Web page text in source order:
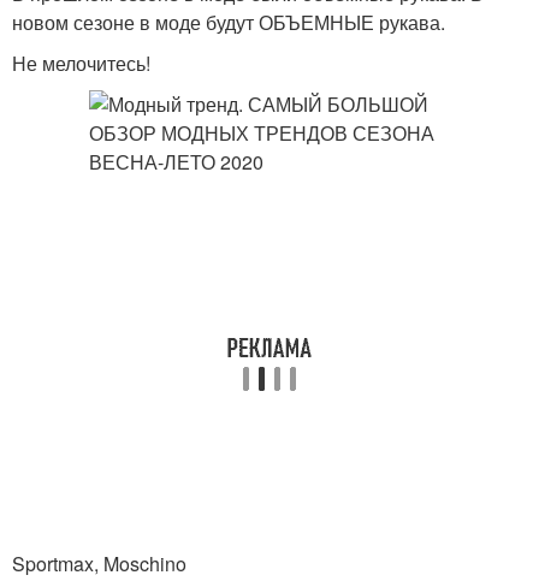
новом сезоне в моде будут ОБЪЕМНЫЕ рукава.
Не мелочитесь!
Sportmax, Moschino